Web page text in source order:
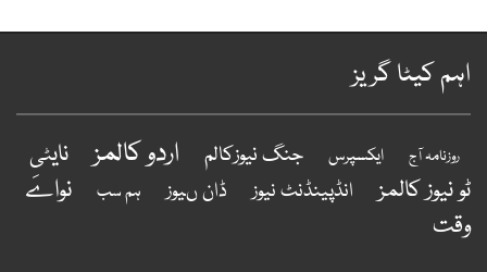
کیٹا گریز
روزنامہ آج ایکسپرس جنگ نیوزکالم اردو کالمز
نایٹی
نیوز کالمز
انڈپینڈنٹ نیوز ڈان ںیوز ہم سب
نواےَ